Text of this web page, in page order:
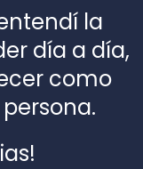
la
día a día,
como